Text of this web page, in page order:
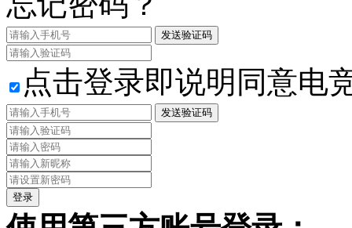
发送验证码
点击登录即说明同意电
发送验证码